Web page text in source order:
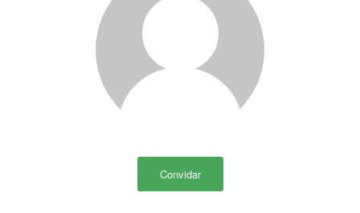
Convidar